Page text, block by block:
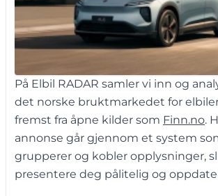
På Elbil RADAR samler vi inn og
det norske bruktmarkedet for
fremst fra åpne kilder som Finn.no.
annonse går gjennom et system
grupperer og kobler opplysninger,
presentere deg pålitelig og